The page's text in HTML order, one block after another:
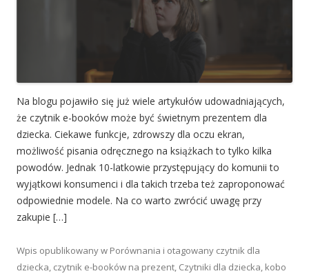
Na blogu pojawiło się już wiele artykułów udowadniających,
że czytnik e-booków może być świetnym prezentem dla
dziecka. Ciekawe funkcje, zdrowszy dla oczu ekran,
możliwość pisania odręcznego na książkach to tylko kilka
powodów. Jednak 10-latkowie przystępujący do komunii to
wyjątkowi konsumenci i dla takich trzeba też zaproponować
odpowiednie modele. Na co warto zwrócić uwagę przy
zakupie […]
Wpis opublikowany w Porównania i otagowany czytnik dla
dziecka, czytnik e-booków na prezent, Czytniki dla dziecka, kobo